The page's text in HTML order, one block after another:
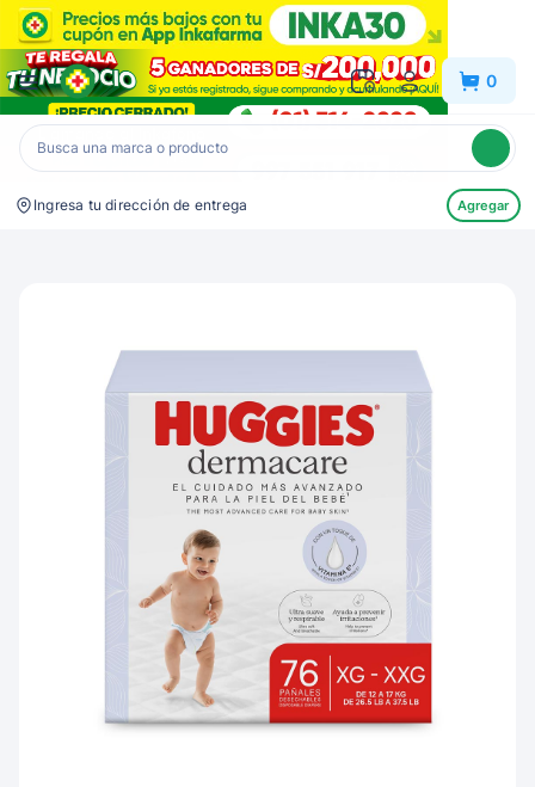
Inkafarma 0
Ingresa tu dirección de entrega Agregar